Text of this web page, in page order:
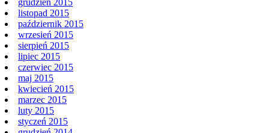
grudzień 2015
listopad 2015
październik 2015
wrzesień 2015
sierpień 2015
lipiec 2015
czerwiec 2015
maj 2015
kwiecień 2015
marzec 2015
luty 2015
styczeń 2015